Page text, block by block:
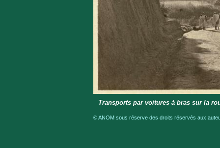
Transports par voitures à bras sur la
© ANOM sous réserve des droits réservés aux